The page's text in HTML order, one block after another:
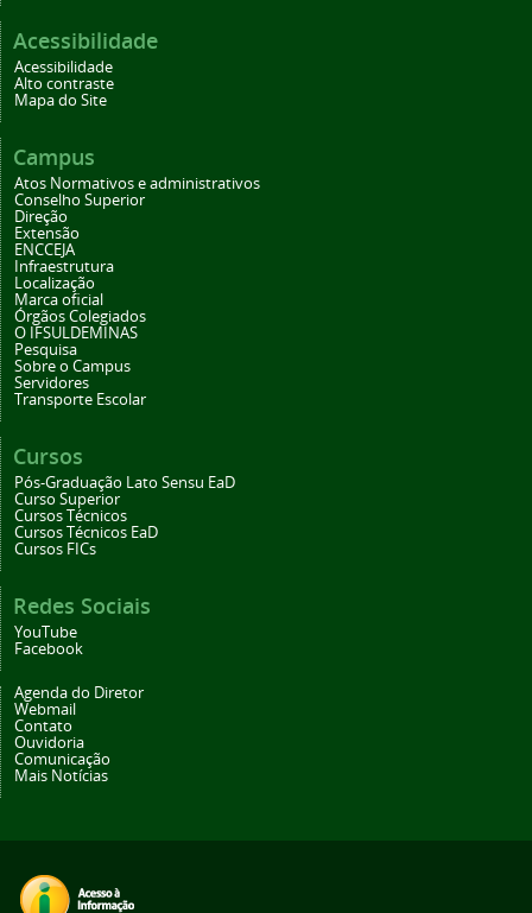
Acessibilidade
Acessibilidade
Alto contraste
Mapa do Site
Campus
Atos Normativos e administrativos
Conselho Superior
Direção
Extensão
ENCCEJA
Infraestrutura
Localização
Marca oficial
Órgãos Colegiados
O IFSULDEMINAS
Pesquisa
Sobre o Campus
Servidores
Transporte Escolar
Cursos
Pós-Graduação Lato Sensu EaD
Curso Superior
Cursos Técnicos
Cursos Técnicos EaD
Cursos FICs
Redes Sociais
YouTube
Facebook
Agenda do Diretor
Webmail
Contato
Ouvidoria
Comunicação
Mais Notícias